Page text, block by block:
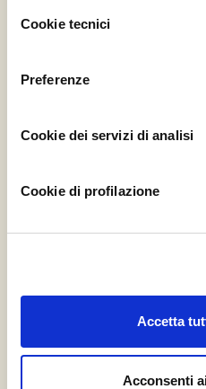
delCookie tecnici
Preferenze
Cookie dei servizi di analisi
Cookie di profilazione
Accetta
Acconsenti
Funghi Shiitake
Azienda Agricola
28,90 €